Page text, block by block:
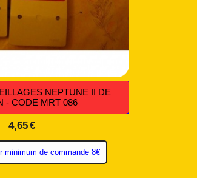
NEPTUNE II DE
- CODE MRT 086
4,65€
minimum de commande 8€